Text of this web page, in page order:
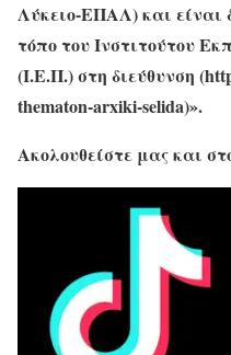
Λύκειο-ΕΠΑΛ) και είναι
τόπο του Ινστιτούτου
(Ι.Ε.Π.) στη διεύθυνση
thematon-arxiki-selida)».
Ακολουθείστε μας και